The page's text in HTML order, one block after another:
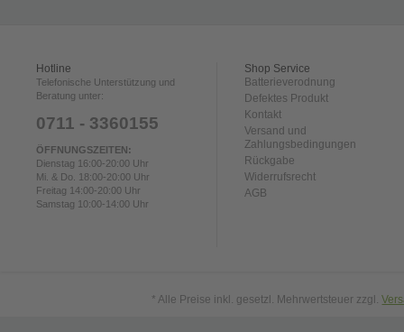
Hotline
Telefonische Unterstützung und
Beratung unter:
0711 - 3360155
ÖFFNUNGSZEITEN:
Dienstag 16:00-20:00 Uhr
Mi. & Do. 18:00-20:00 Uhr
Freitag 14:00-20:00 Uhr
Samstag 10:00-14:00 Uhr
Shop Service
Batterieverodnung
Defektes Produkt
Kontakt
Versand und
Zahlungsbedingungen
Rückgabe
Widerrufsrecht
AGB
* Alle Preise inkl. gesetzl. Mehrwertsteuer zzgl.